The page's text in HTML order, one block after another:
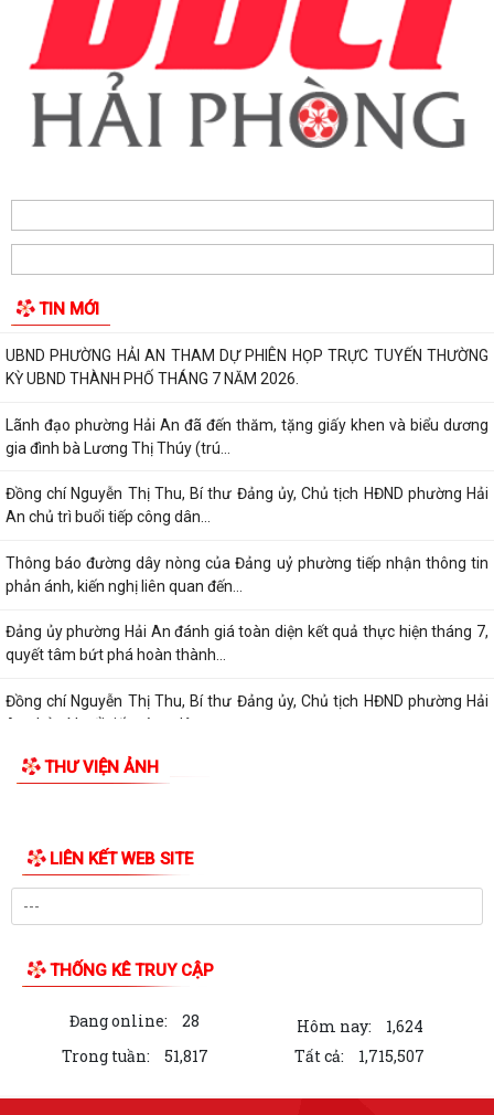
TIN MỚI
Các ngày lễ, ngày kỷ niệm nổi bật trong tháng 8
MA TÚY – HIỂM HỌA ĐE DỌA TƯƠNG LAI THẾ HỆ TRẺ
CÀI ĐẶT ỨNG DỤNG ETAX MOBILE – THỰC HIỆN NGHĨA VỤ THUẾ
NHANH CHÓNG, TIỆN LỢI
Phường Hải An công khai đường dây nóng tiếp nhận ý kiến phản ánh,
THÔNG BÁO KẾT QUẢ LỰA CHỌN TỔ CHỨC ĐẤU GIÁ TÀI SẢN
UBND PHƯỜNG HẢI AN THAM DỰ PHIÊN HỌP TRỰC TUYẾN THƯỜNG
KỲ UBND THÀNH PHỐ THÁNG 7 NĂM 2026.
Lãnh đạo phường Hải An đã đến thăm, tặng giấy khen và biểu dương
gia đình bà Lương Thị Thúy (trú...
Đồng chí Nguyễn Thị Thu, Bí thư Đảng ủy, Chủ tịch HĐND phường Hải
An chủ trì buổi tiếp công dân...
Thông báo đường dây nòng của Đảng uỷ phường tiếp nhận thông tin
phản ánh, kiến nghị liên quan đến...
Đảng ủy phường Hải An đánh giá toàn diện kết quả thực hiện tháng 7,
quyết tâm bứt phá hoàn thành...
Đồng chí Nguyễn Thị Thu, Bí thư Đảng ủy, Chủ tịch HĐND phường Hải
An chủ trì buổi tiếp công dân...
Kế hoạch của Ban Thường vụ Đảng ủy thực hiện Nghị quyết số 11-
TRIỆT, TRIỂN KHAI THỰC HIỆN NGHỊ QUYẾT HỘI...
THÔNG BÁO Về việc lựa chọn tổ chức đấu giá tài sản.
giám sát, đánh giá đầu tư
QUYẾT ĐỊNH Phê duyệt phương án đấu giá quyền sử dụng đất đối với
76 lô đất thuộc 03 ô đất N3, N5,...
THƯ VIỆN ẢNH